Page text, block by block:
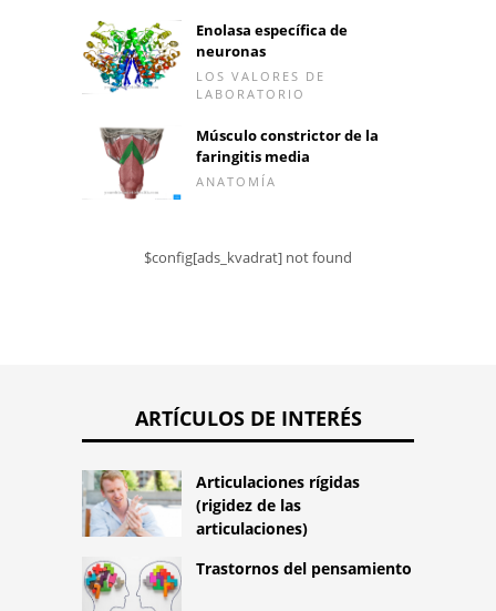
Enolasa específica de
neuronas
LOS VALORES DE
LABORATORIO
Músculo constrictor de la
faringitis media
ANATOMÍA
$config[ads_kvadrat] not found
ARTÍCULOS DE INTERÉS
Articulaciones rígidas
(rigidez de las
articulaciones)
Trastornos del pensamiento